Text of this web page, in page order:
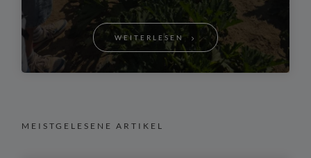
WEITERLESEN
MEISTGELESENE ARTIKEL